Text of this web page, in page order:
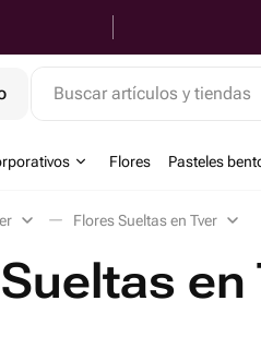
Buscar artículos y tiendas
Flores Pasteles
Flores Sueltas en Tver
en